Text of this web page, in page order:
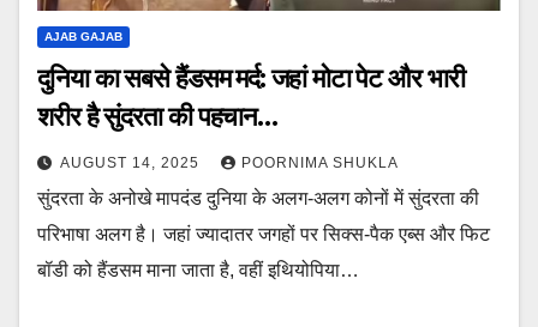
AJAB GAJAB
दुनिया का सबसे हैंडसम मर्द: जहां मोटा पेट और भारी
शरीर है सुंदरता की पहचान…
AUGUST 14, 2025 POORNIMA SHUKLA
सुंदरता के अनोखे मापदंड दुनिया के अलग-अलग कोनों में सुंदरता की
परिभाषा अलग है। जहां ज्यादातर जगहों पर सिक्स-पैक एब्स और फिट
बॉडी को हैंडसम माना जाता है, वहीं इथियोपिया…